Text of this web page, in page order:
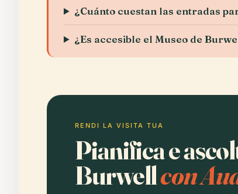
¿Cuánto cuestan las entradas
¿Es accesible el Museo de
RENDI LA VISITA TUA
Pianifica e
Burwellcon